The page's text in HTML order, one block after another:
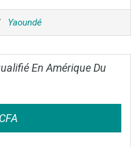
Yaoundé
En Amérique Du